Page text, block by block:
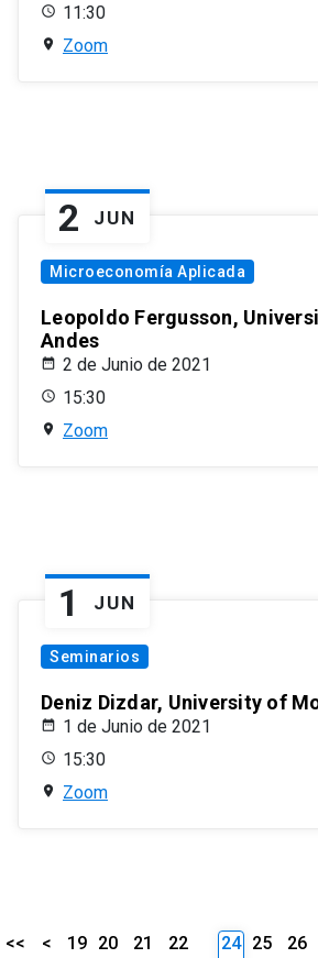
11:30
Zoom
2 JUN
Microeconomía Aplicada
Leopoldo Fergusson,
Andes
2 de Junio de 2021
15:30
Zoom
1 JUN
Seminarios
Deniz Dizdar, University of
1 de Junio de 2021
15:30
Zoom
<< < 19 20 21
22
24 25 26